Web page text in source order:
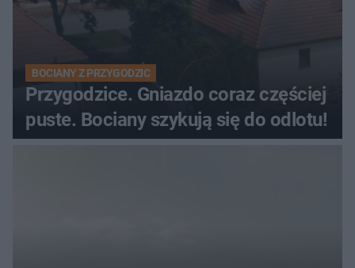
BOCIANY Z PRZYGODZIC
Przygodzice. Gniazdo coraz częściej
puste. Bociany szykują się do odlotu!